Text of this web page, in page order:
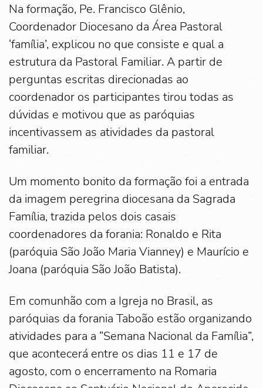
Na formação, Pe. Francisco Glênio,
Coordenador Diocesano da Área Pastoral
‘família’, explicou no que consiste e qual a
estrutura da Pastoral Familiar. A partir de
perguntas escritas direcionadas ao
coordenador os participantes tirou todas as
dúvidas e motivou que as paróquias
incentivassem as atividades da pastoral
familiar.
Um momento bonito da formação foi a entrada
da imagem peregrina diocesana da Sagrada
Família, trazida pelos dois casais
coordenadores da forania: Ronaldo e Rita
(paróquia São João Maria Vianney) e Maurício e
Joana (paróquia São João Batista).
Em comunhão com a Igreja no Brasil, as
paróquias da forania Taboão estão organizando
atividades para a “Semana Nacional da Família”,
que acontecerá entre os dias 11 e 17 de
agosto, com o encerramento na Romaria